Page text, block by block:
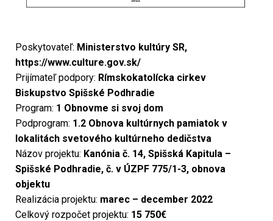
Poskytovateľ: Ministerstvo kultúry SR,
https://www.culture.gov.sk/
Prijímateľ podpory: Rímskokatolícka cirkev
Biskupstvo Spišské Podhradie
Program: 1 Obnovme si svoj dom
Podprogram: 1.2 Obnova kultúrnych pamiatok v
lokalitách svetového kultúrneho dedičstva
Názov projektu: Kanónia č. 14, Spišská Kapitula –
Spišské Podhradie, č. v ÚZPF 775/1-3, obnova
objektu
Realizácia projektu: marec – december 2022
Celkový rozpočet projektu: 15 750€